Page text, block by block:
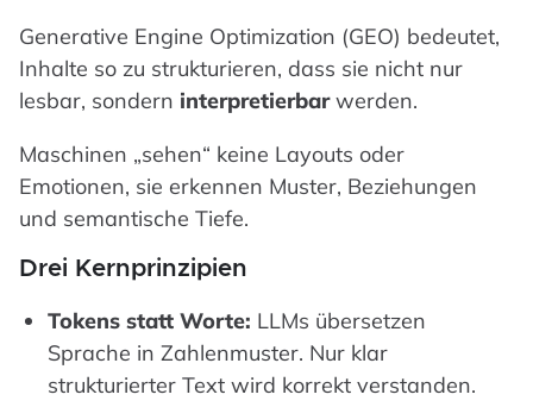
Generative Engine Optimization (GEO) bedeutet,
Inhalte so zu strukturieren, dass sie nicht nur
lesbar, sondern interpretierbarwerden.
Maschinen „sehen“ keine Layouts oder
Emotionen, sie erkennen Muster, Beziehungen
und semantische Tiefe.
Drei Kernprinzipien
Tokens statt Worte: LLMs übersetzen
Sprache in Zahlenmuster. Nur klar
strukturierter Text wird korrekt verstanden.